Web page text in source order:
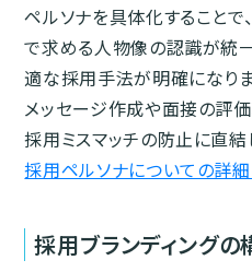
ペルソナを具体化すること
で求める人物像の認識が統
適な採用手法が明確になり
メッセージ作成や面接の評
採用ミスマッチの防止に直結
採用ペルソナについての詳
採用ブランディングの